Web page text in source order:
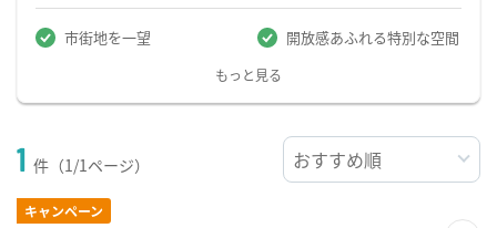
市街地を一望 開放感あふれる特別な空間
もっと見る
1 件（1/1ページ）
キャンペーン